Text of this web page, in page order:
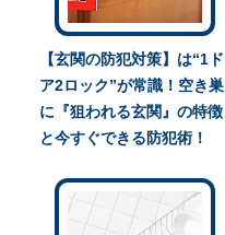
【玄関の防犯対策】は“1ド
ア2ロック”が常識！空き巣
に『狙われる玄関』の特徴
と今すぐできる防犯術！